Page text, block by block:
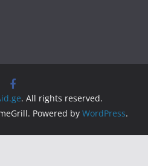
. All rights reserved.
Powered by WordPress.